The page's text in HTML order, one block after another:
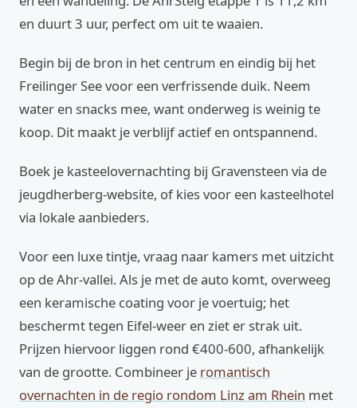
en duurt 3 uur, perfect om uit te waaien.
Begin bij de bron in het centrum en eindig bij het
Freilinger See voor een verfrissende duik. Neem
water en snacks mee, want onderweg is weinig te
koop. Dit maakt je verblijf actief en ontspannend.
Boek je kasteelovernachting bij Gravensteen via de
jeugdherberg-website, of kies voor een kasteelhotel
via lokale aanbieders.
Voor een luxe tintje, vraag naar kamers met uitzicht
op de Ahr-vallei. Als je met de auto komt, overweeg
een keramische coating voor je voertuig; het
beschermt tegen Eifel-weer en ziet er strak uit.
Prijzen hiervoor liggen rond €400-600, afhankelijk
van de grootte. Combineer je romantisch
overnachten in de regio rondom Linz am Rhein met